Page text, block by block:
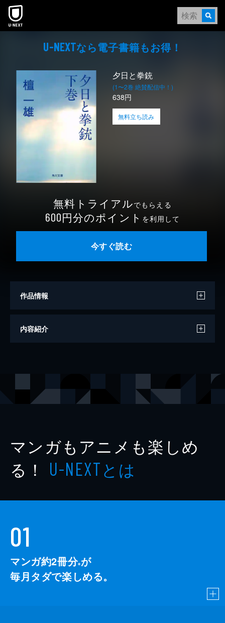
本文へスキップ
U-NEXTなら電⼦書籍もお得！
夕日と拳銃
(1〜2巻 絶賛配信中！)
638円
無料立ち読み
無料トライアルでもらえる
600円分のポイント を利用して
今すぐ読む
作品情報
著者
内容紹介
マンガもアニメも楽しめ
る！ U-NEXTとは
01
マンガ約2冊分※が
毎月タダで楽しめる。